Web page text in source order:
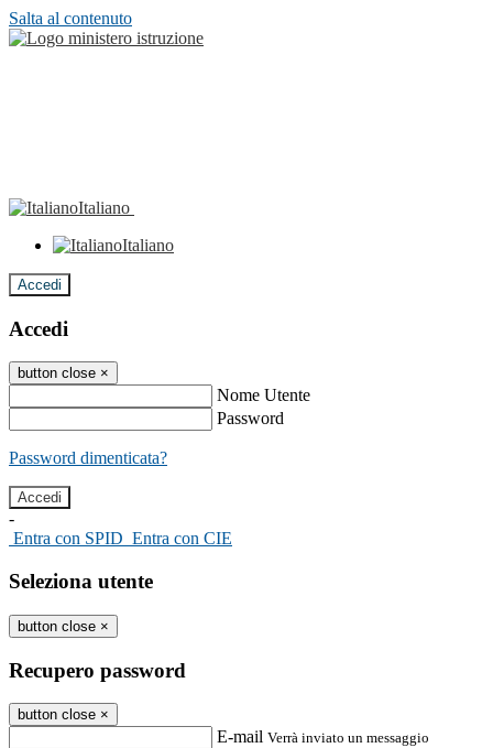
Salta al contenuto
Italiano
Italiano
Accedi
Accedi
button close ×
Nome Utente
Password
Password dimenticata?
-
Entra con SPID Entra con CIE
Seleziona utente
button close ×
Recupero password
button close ×
E-mail Verrà inviato un messaggio